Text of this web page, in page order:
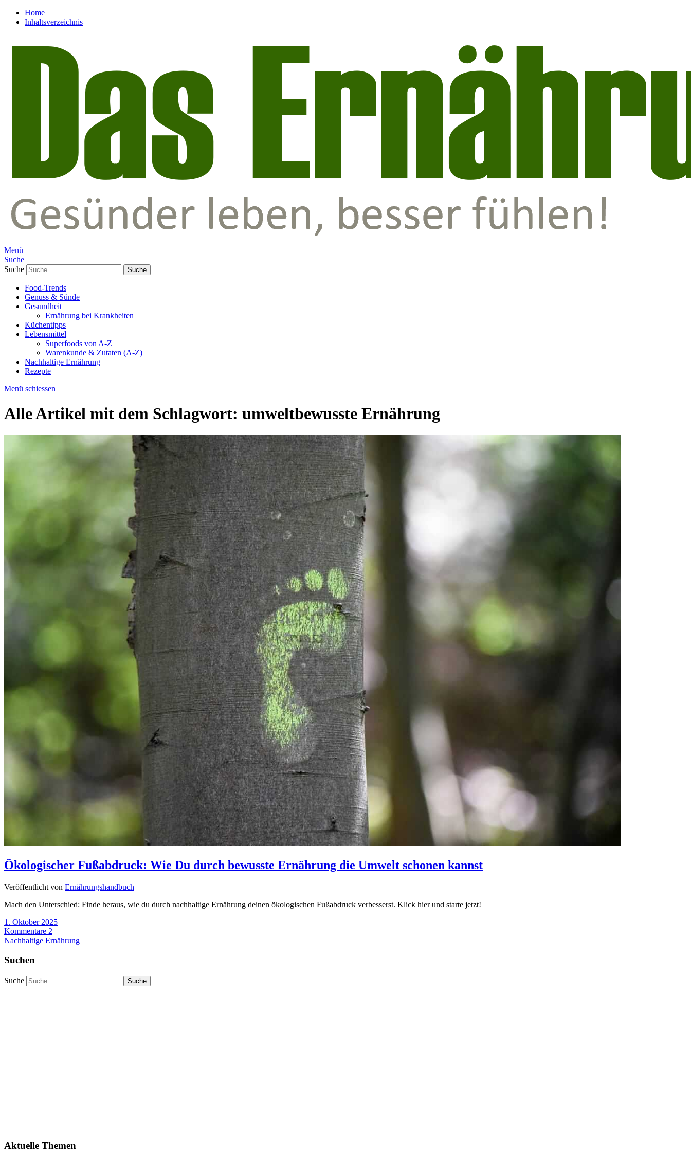
Home
Inhaltsverzeichnis
Menü
Suche
Suche
Food-Trends
Genuss & Sünde
Gesundheit
Ernährung bei Krankheiten
Küchentipps
Lebensmittel
Superfoods von A-Z
Warenkunde & Zutaten (A-Z)
Nachhaltige Ernährung
Rezepte
Menü schiessen
Alle Artikel mit dem Schlagwort: umweltbewusste Ernährung
Ökologischer Fußabdruck: Wie Du durch bewusste Ernährung die Umwelt schonen kannst
Veröffentlicht von Ernährungshandbuch
Mach den Unterschied: Finde heraus, wie du durch nachhaltige Ernährung deinen ökologischen Fußabdruck verbesserst. Klick hier und starte jetzt!
1. Oktober 2025
Kommentare 2
Nachhaltige Ernährung
Suchen
Suche
Aktuelle Themen